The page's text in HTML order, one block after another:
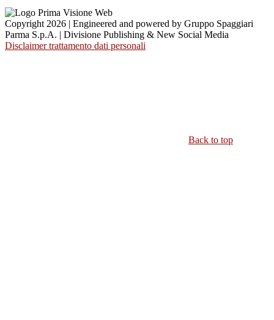
Copyright 2026 | Engineered and powered by Gruppo Spaggiari
Parma S.p.A. | Divisione Publishing & New Social Media
Disclaimer trattamento dati personali
Back to top